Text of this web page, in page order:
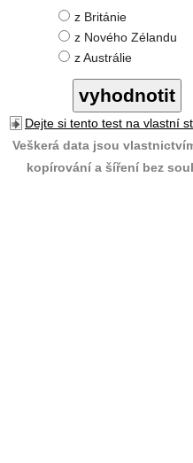
z Británie
z Nového Zélandu
z Austrálie
Dejte si tento test na vlastní
Veškerá data jsou
kopírování a šíření bez